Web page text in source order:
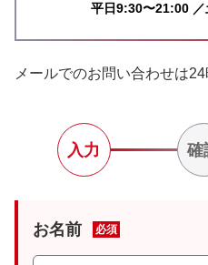
平日9:30〜21:00
メールでのお問い合わせは
入力 確
お名前 必須